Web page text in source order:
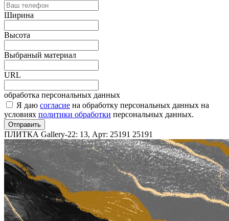
Ширина
Высота
Выбраный материал
URL
обработка персональных данных
Я даю согласие на обработку персональных данных на
условиях политики обработки персональных данных.
Отправить
ПЛИТКА Gallery-22: 13, Арт: 25191 25191